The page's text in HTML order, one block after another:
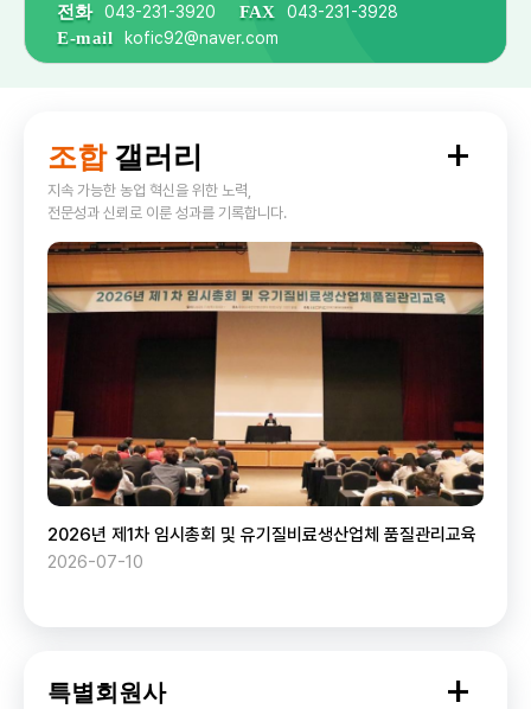
전화 043-231-3920 FAX
043-231-3928
E-mail
kofic92@naver.com
조합 갤러리
지속 가능한 농업 혁신을 위한 노력,
전문성과 신뢰로 이룬 성과를 기록합니다.
2026년 제1차 임시총회 및 유기질비료생산업체 품질관리교육
2026-07-10
포
+
특별회원사
특
+